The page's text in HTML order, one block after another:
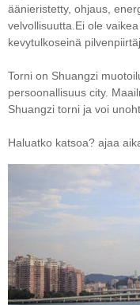
äänieristetty, ohjaus,
velvollisuutta. Ei ole
kevytulkoseinä
Torni on Shuangzi
persoonallisuus city.
Shuangzi torni ja voi
Haluatko katsoa? ajaa